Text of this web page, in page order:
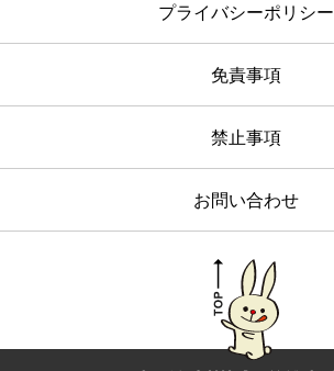
プライバシーポリシー
免責事項
禁止事項
お問い合わせ